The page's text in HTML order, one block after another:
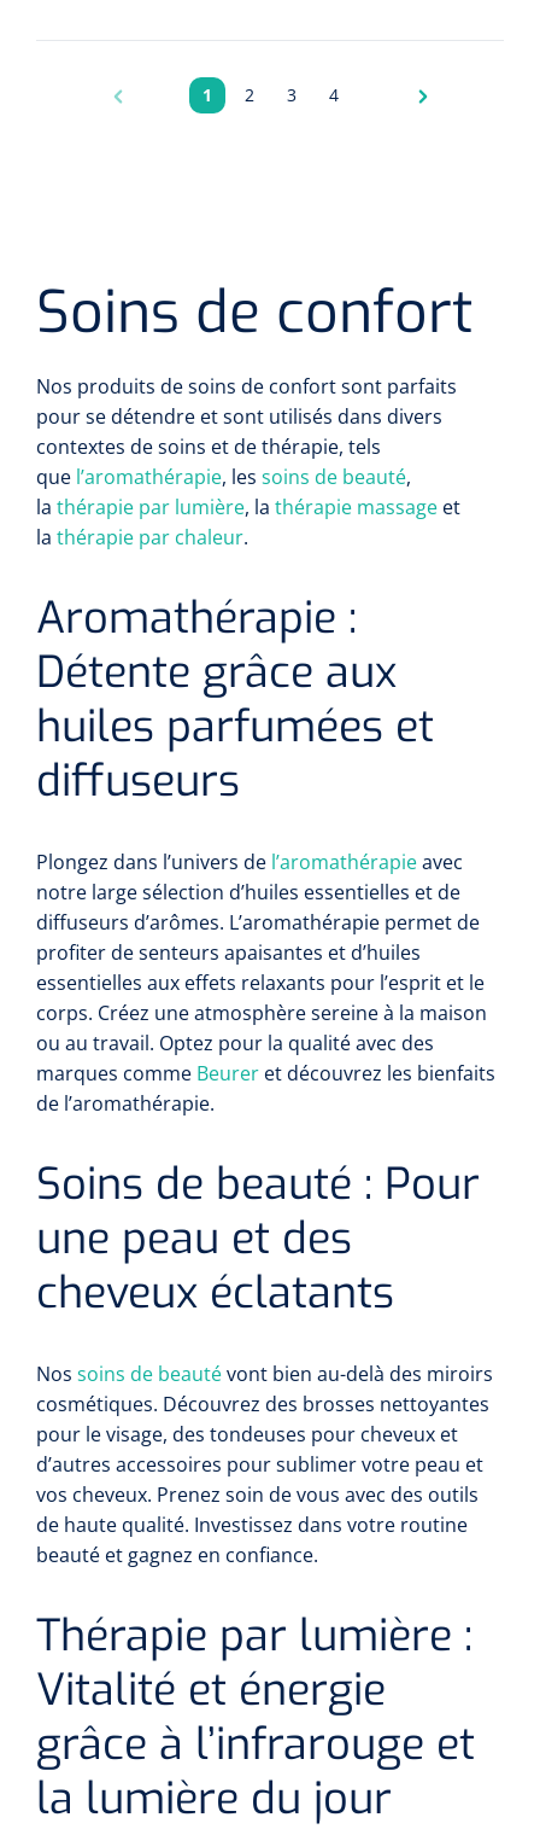
Pagina
1 Pagina
2 Pagina
3 Pagina
4
Soins de confort
Nos produits de soins de confort sont parfaits
pour se détendre et sont utilisés dans divers
contextes de soins et de thérapie, tels
que l’aromathérapie, les soins de beauté,
la thérapie par lumière, la thérapie massage et
la thérapie par chaleur.
Aromathérapie :
Détente grâce aux
huiles parfumées et
diffuseurs
Plongez dans l’univers de l’aromathérapieavec
notre large sélection d’huiles essentielles et de
diffuseurs d’arômes. L’aromathérapie permet de
profiter de senteurs apaisantes et d’huiles
essentielles aux effets relaxants pour l’esprit et le
corps. Créez une atmosphère sereine à la maison
ou au travail. Optez pour la qualité avec des
marques comme Beurer et découvrez les bienfaits
de l’aromathérapie.
Soins de beauté : Pour
une peau et des
cheveux éclatants
Nos soins de beautévont bien au-delà des miroirs
cosmétiques. Découvrez des brosses nettoyantes
pour le visage, des tondeuses pour cheveux et
d’autres accessoires pour sublimer votre peau et
vos cheveux. Prenez soin de vous avec des outils
de haute qualité. Investissez dans votre routine
beauté et gagnez en confiance.
Thérapie par lumière :
Vitalité et énergie
grâce à l’infrarouge et
la lumière du jour